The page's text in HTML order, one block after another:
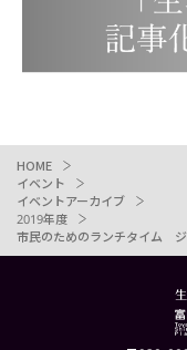
HOME
イベント
イベントアーカイブ
2019年度
市民のためのランチタイム